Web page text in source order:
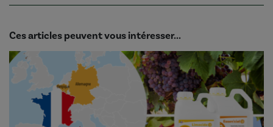
Ces articles peuvent vous intéresser...